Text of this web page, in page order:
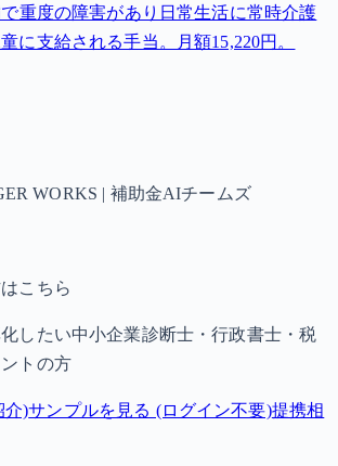
重度の障害があり日常生活に常時介護
に支給される手当。月額15,220円。
WORKS | 補助金AIチームズ
こちら
したい中小企業診断士・行政書士・税
トの方
介)サンプルを見る (ログイン不要)提携相